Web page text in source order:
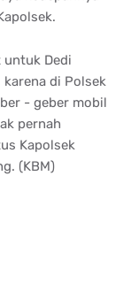
untuk Dedi
di Polsek
- geber mobil
pernah
Kapolsek
(KBM)